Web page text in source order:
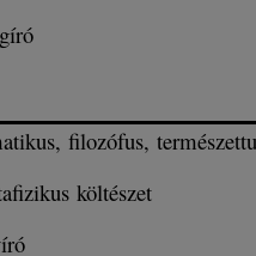
filozófus,
költészet